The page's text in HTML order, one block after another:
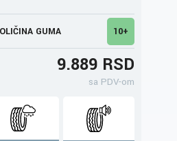
GUMA 10+
9.889 RSD
sa PDV-om